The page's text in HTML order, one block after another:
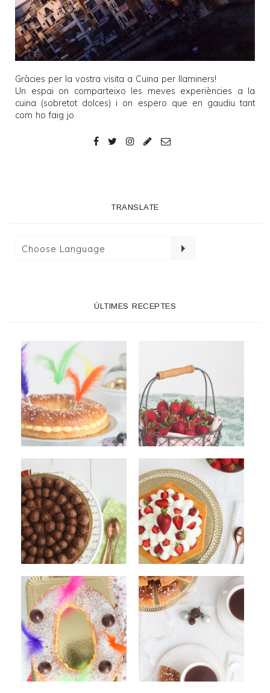
Gràcies per la vostra visita a Cuina per llaminers!
Un espai on comparteixo les meves experiències a la
cuina (sobretot dolces) i on espero que en gaudiu tant
com ho faig jo.
TRANSLATE
ÚLTIMES RECEPTES